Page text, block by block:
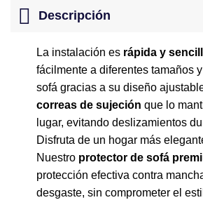
Descripción
La instalación es rápida y
fácilmente a diferentes tamaños
sofá gracias a su diseño
correas de sujeción que lo
lugar, evitando deslizamientos
Disfruta de un hogar más
Nuestro protector de sofá
protección efectiva contra
desgaste, sin comprometer el